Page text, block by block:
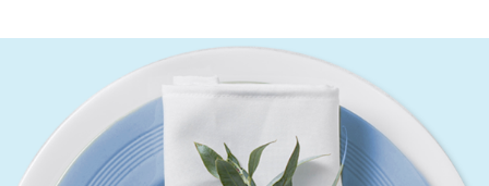
טיפים ורעיונות
שאלות ותשובות